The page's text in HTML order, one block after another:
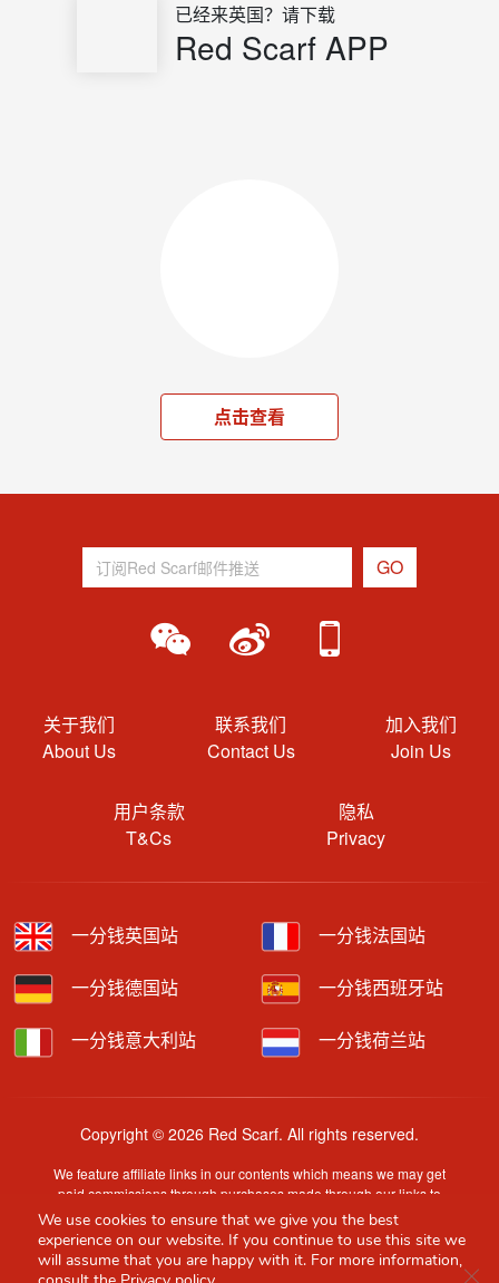
已经来英国？请下载
Red Scarf APP
点击查看
关于我们
About Us
联系我们
Contact Us
加入我们
Join Us
用户条款
T&Cs
隐私
Privacy
一分钱英国站 一分钱法国站
一分钱德国站 一分钱西班牙站
一分钱意大利站 一分钱荷兰站
Copyright © 2026 Red Scarf. All rights reserved.
We feature affiliate links in our contents which means we may get
paid commissions through purchases made through our links to
retailer sites.
Content is provided by users, brands or merchants. Some
information may have been generated by AI and is provided for
guidance only. Accuracy and availability may change without prior
We use cookies to ensure that we give you the best
experience on our website. If you continue to use this site we
will assume that you are happy with it. For more information,